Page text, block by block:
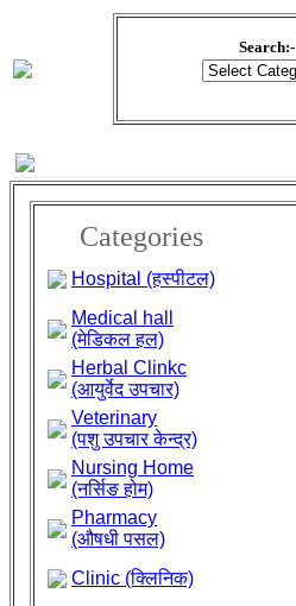
Search:-
Categories
Hospital (हस्पीटल)
Medical hall
(मेडिकल हल)
Herbal Clinkc
(आयुर्वेद उपचार)
Veterinary
(पशु उपचार केन्द्र)
Nursing Home
(नर्सिङ होम)
Pharmacy
(औषधी पसल)
Clinic (क्लिनिक)